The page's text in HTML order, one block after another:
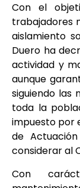
Con el
trabajadores
aislamiento
Duero ha
actividad y
aunque
siguiendo las
toda la
impuesto por
de
considerar al
Con